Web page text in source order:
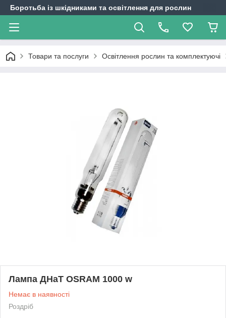
Боротьба із шкідниками та освітлення для рослин
Товари та послуги Освітлення рослин та комплектуючі
Лампа ДНаТ OSRAM 1000 w
Немає в наявності
Роздріб